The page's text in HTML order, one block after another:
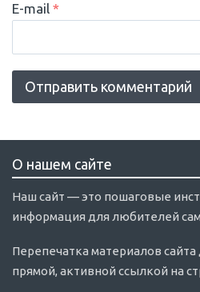
E-mail *
О нашем сайте
Наш сайт — это пошаговые
информация для любителей
Перепечатка материалов сайта
прямой, активной ссылкой на